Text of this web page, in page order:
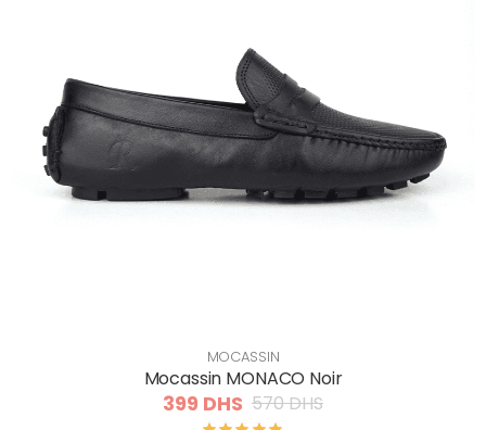
MOCASSIN
Mocassin MONACO Noir
399 DHS 570 DHS